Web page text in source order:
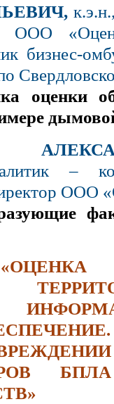
ООО
бизнес-
оценки
–
ООО